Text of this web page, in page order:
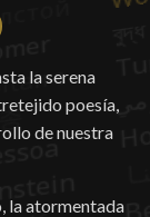
la serena
poesía,
de nuestra
la atormentada